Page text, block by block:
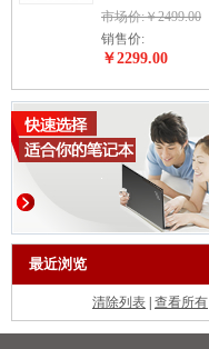
市场价:￥2499.00
销售价:
￥2299.00
最近浏览
清除列表 查看所有